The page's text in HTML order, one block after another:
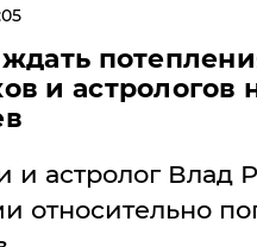
и астрологов
и астролог Влад
относительно